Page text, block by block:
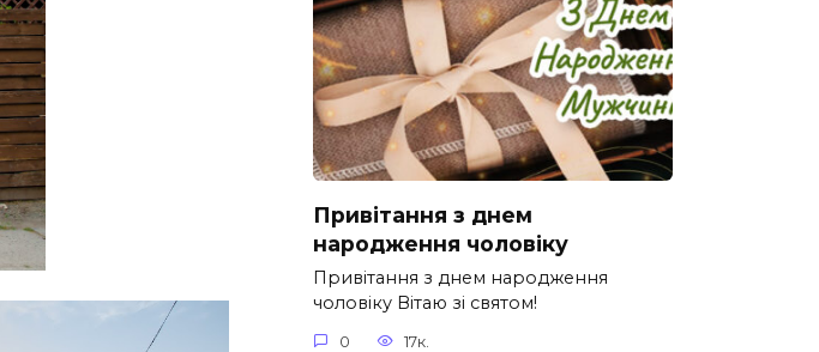
Привітання з днем
народження чоловіку
Привітання з днем народження
чоловіку Вітаю зі святом!
0 17к.